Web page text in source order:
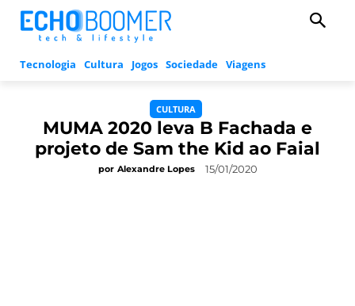
Tecnologia Cultura Jogos Sociedade Viagens
CULTURA
MUMA 2020 leva B Fachada e
projeto de Sam the Kid ao Faial
por Alexandre Lopes 15/01/2020